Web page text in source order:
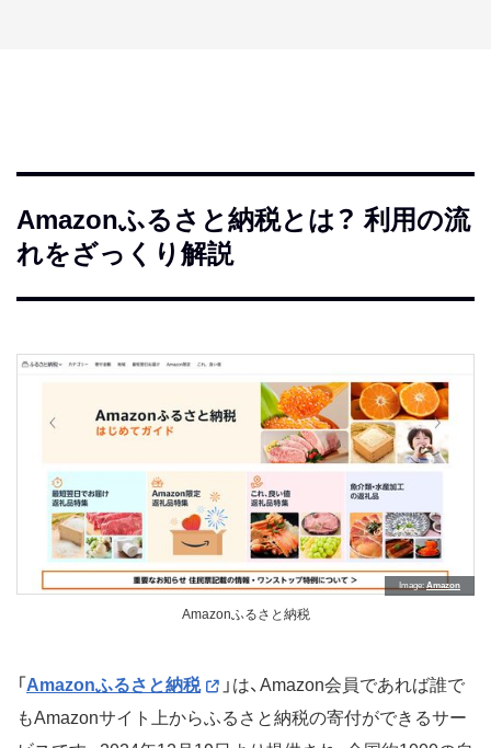
Amazonふるさと納税とは？ 利用の流
れをざっくり解説
Image Amazon
Amazonふるさと納税
「 Amazonふるさと納税
」は、Amazon会員であれば誰で
もAmazonサイト上からふるさと納税の寄付ができるサー